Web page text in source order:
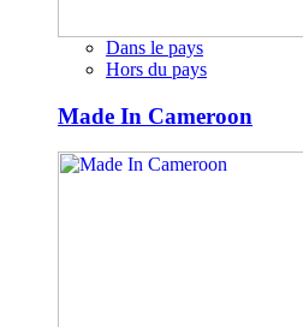
Dans le pays
Hors du pays
Made In Cameroon